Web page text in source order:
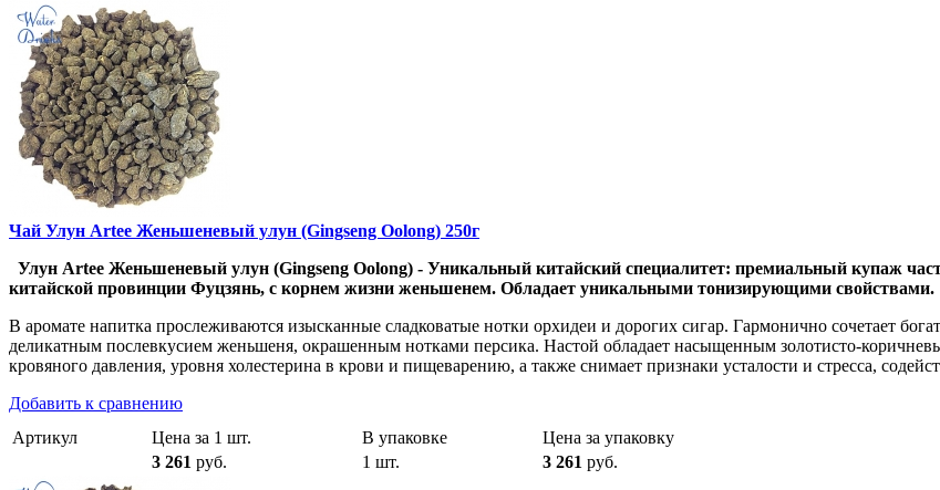
Чай Улун Artee Женьшеневый улун (Gingseng Oolong) 250г
Улун Artee Женьшеневый улун (Gingseng Oolong) - Уникальный китайский специалитет: премиальный купаж
китайской провинции Фуцзянь, с корнем жизни женьшенем. Обладает уникальными тонизирующими свойствами.
В аромате напитка прослеживаются изысканные сладковатые нотки орхидеи и дорогих сигар. Гармонично сочетает
деликатным послевкусием женьшеня, окрашенным нотками персика. Настой обладает насыщенным золотисто-
кровяного давления, уровня холестерина в крови и пищеварению, а также снимает признаки усталости и стресса,
Добавить к сравнению
Артикул
Цена за 1 шт. В упаковке
Цена за упаковку
3 261 руб. 1 шт. 3 261 руб.